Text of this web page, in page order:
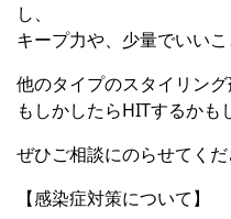
し、
キープ力や、少量でいい
他のタイプのスタイリング
もしかしたらHITするかも
ぜひご相談にのらせてくだ
【感染症対策について】